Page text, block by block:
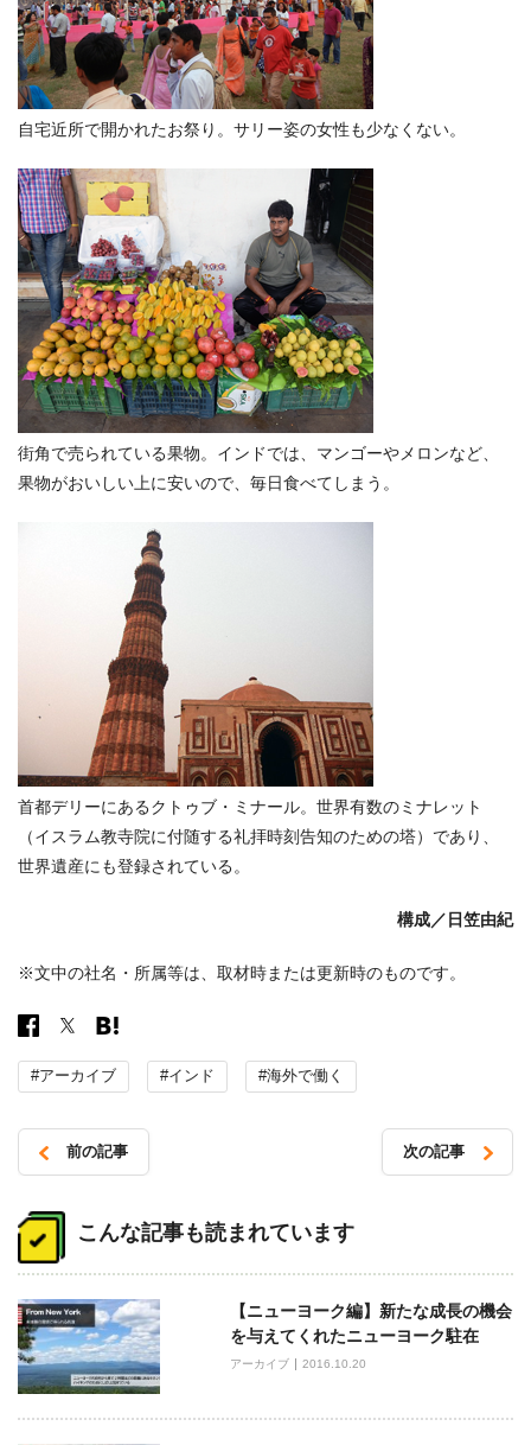
自宅近所で開かれたお祭り。サリー姿の女性も少なくない。
街角で売られている果物。インドでは、マンゴーやメロンなど、
果物がおいしい上に安いので、毎日食べてしまう。
首都デリーにあるクトゥブ・ミナール。世界有数のミナレット
（イスラム教寺院に付随する礼拝時刻告知のための塔）であり、
世界遺産にも登録されている。
構成／日笠由紀
※文中の社名・所属等は、取材時または更新時のものです。
#アーカイブ #インド #海外で働く
稿
ナ
ゲ
ー
シ
ョ
前の記事 次の記事
こんな記事も読まれています
【ニューヨーク編】新たな成長の機会
を与えてくれたニューヨーク駐在
アーカイブ 2016.10.20